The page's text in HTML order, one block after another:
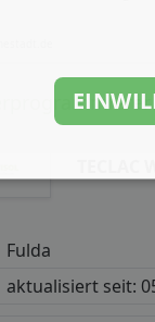
Fulda
aktualisiert seit: